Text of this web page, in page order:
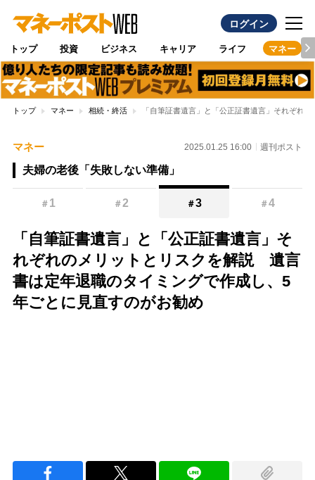
ログイン
トップ 投資 ビジネス キャリア ライフ マネー
トップ マネー 相続・終活 「自筆証書遺言」と「公正証書遺言」それぞれ
マネー 2025.01.25 16:00 週刊ポスト
夫婦の老後「失敗しない準備」
＃ 1 ＃2 ＃3 ＃4
「自筆証書遺言」と「公正証書遺言」そ
れぞれのメリットとリスクを解説 遺言
書は定年退職のタイミングで作成し、5
年ごとに見直すのがお勧め